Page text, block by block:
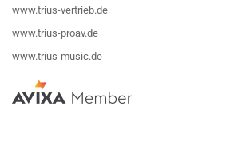
www.trius-vertrieb.de
www.trius-proav.de
www.trius-music.de